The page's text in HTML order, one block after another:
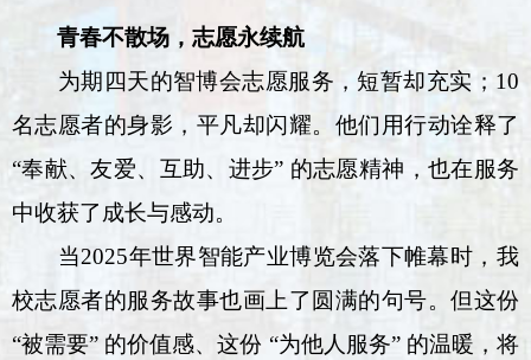
青春不散场，志愿永续航
为期四天的智博会志愿服务，短暂却充实；10
名志愿者的身影，平凡却闪耀。他们用行动诠释了
“奉献、友爱、互助、进步” 的志愿精神，也在服务
中收获了成长与感动。
当2025年世界智能产业博览会落下帷幕时，我
校志愿者的服务故事也画上了圆满的句号。但这份
“被需要” 的价值感、这份 “为他人服务” 的温暖，将